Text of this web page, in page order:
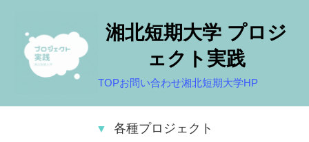
湘北短期大学 プロジ
ェクト実践
TOPお問い合わせ湘北短期大学HP
各種プロジェクト